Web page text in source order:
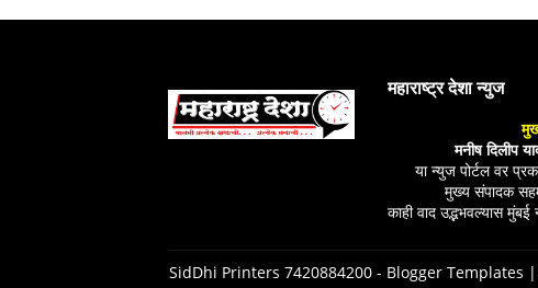
महाराष्ट्र देशा न्युज
मनीष दिलीप
या न्युज पोर्टल वर
मुख्य संपादक
काही वाद उद्भभवल्यास मुंबई
SidDhi Printers 7420884200 - Blogger Templates